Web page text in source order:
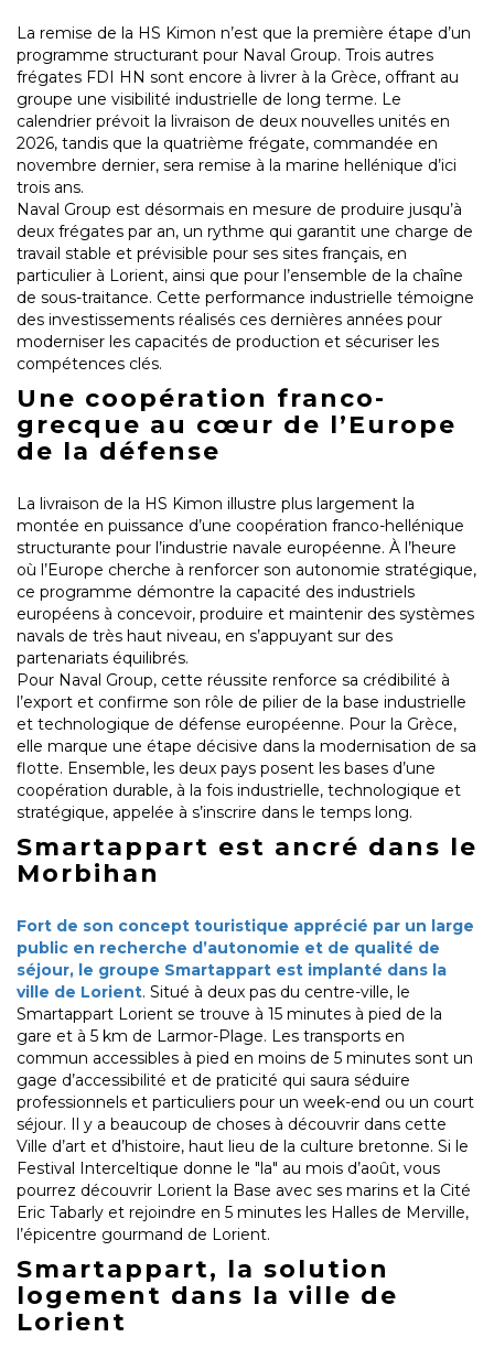
La remise de la HS Kimon n’est que la première étape d’un
programme structurant pour Naval Group. Trois autres
frégates FDI HN sont encore à livrer à la Grèce, offrant au
groupe une visibilité industrielle de long terme. Le
calendrier prévoit la livraison de deux nouvelles unités en
2026, tandis que la quatrième frégate, commandée en
novembre dernier, sera remise à la marine hellénique d’ici
trois ans.
Naval Group est désormais en mesure de produire jusqu’à
deux frégates par an, un rythme qui garantit une charge de
travail stable et prévisible pour ses sites français, en
particulier à Lorient, ainsi que pour l’ensemble de la chaîne
de sous-traitance. Cette performance industrielle témoigne
des investissements réalisés ces dernières années pour
moderniser les capacités de production et sécuriser les
compétences clés.
Une coopération franco-
grecque au cœur de l’Europe
de la défense
La livraison de la HS Kimon illustre plus largement la
montée en puissance d’une coopération franco-hellénique
structurante pour l’industrie navale européenne. À l’heure
où l’Europe cherche à renforcer son autonomie stratégique,
ce programme démontre la capacité des industriels
européens à concevoir, produire et maintenir des systèmes
navals de très haut niveau, en s’appuyant sur des
partenariats équilibrés.
Pour Naval Group, cette réussite renforce sa crédibilité à
l’export et confirme son rôle de pilier de la base industrielle
et technologique de défense européenne. Pour la Grèce,
elle marque une étape décisive dans la modernisation de sa
flotte. Ensemble, les deux pays posent les bases d’une
coopération durable, à la fois industrielle, technologique et
stratégique, appelée à s’inscrire dans le temps long.
Smartappart est ancré dans le
Morbihan
Fort de son concept touristique apprécié par un large
public en recherche d’autonomie et de qualité de
séjour, le groupe Smartappart est implanté dans la
ville de Lorient. Situé à deux pas du centre-ville, le
Smartappart Lorient se trouve à 15 minutes à pied de la
gare et à 5 km de Larmor-Plage. Les transports en
commun accessibles à pied en moins de 5 minutes sont un
gage d’accessibilité et de praticité qui saura séduire
professionnels et particuliers pour un week-end ou un court
séjour. Il y a beaucoup de choses à découvrir dans cette
Ville d’art et d’histoire, haut lieu de la culture bretonne. Si le
Festival Interceltique donne le "la" au mois d’août, vous
pourrez découvrir Lorient la Base avec ses marins et la Cité
Eric Tabarly et rejoindre en 5 minutes les Halles de Merville,
l’épicentre gourmand de Lorient.
Smartappart, la solution
logement dans la ville de
Lorient